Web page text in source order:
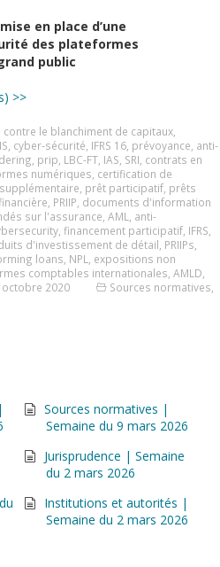
en place d’une
des plateformes
public
>>
contre le blanchiment de capitaux
cyber-sécurité IFRS 16 prévoyance anti-
prip LBC-FT IAS SRI contrats en
numériques certification de
prêt participatif prêts
PRIIP documents d'information
sur l'assurance AML
anti-
financement participatif IFRS
d'investissement de détail PRIIPs
loans NPL
expositions non
comptables internationales AMLD
octobre 2020 Sources normatives
Sources normatives |
Semaine du 9 mars 2026
Jurisprudence | Semaine
du 2 mars 2026
Institutions et autorités |
Semaine du 2 mars 2026